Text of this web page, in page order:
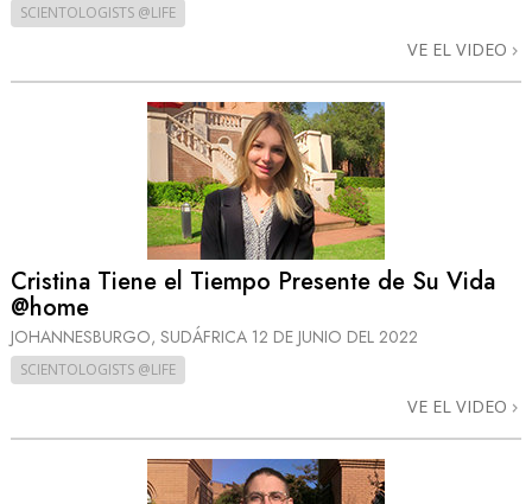
SCIENTOLOGISTS @LIFE
VE EL VIDEO
Cristina Tiene el Tiempo Presente de Su Vida
@home
JOHANNESBURGO, SUDÁFRICA 12 DE JUNIO DEL 2022
SCIENTOLOGISTS @LIFE
VE EL VIDEO